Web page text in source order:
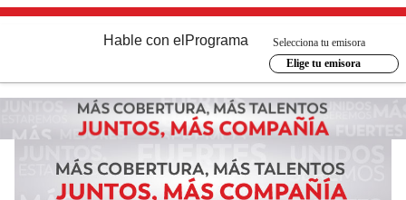
Hable con el Programa
Selecciona tu emisora
Elige tu emisora